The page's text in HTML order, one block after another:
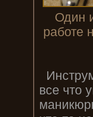
Один
работе
все что